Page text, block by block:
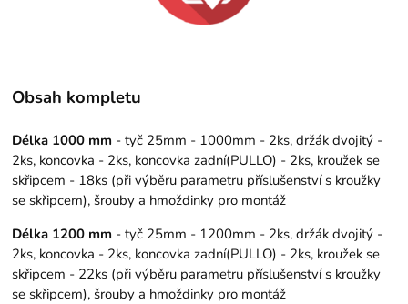
Obsah kompletu
Délka 1000 mm - tyč 25mm - 1000mm - 2ks, držák dvojitý -
2ks, koncovka - 2ks, koncovka zadní(PULLO) - 2ks, kroužek se
skřipcem - 18ks (při výběru parametru příslušenství s kroužky
se skřipcem), šrouby a hmoždinky pro montáž
Délka 1200 mm - tyč 25mm - 1200mm - 2ks, držák dvojitý -
2ks, koncovka - 2ks, koncovka zadní(PULLO) - 2ks, kroužek se
skřipcem - 22ks (při výběru parametru příslušenství s kroužky
se skřipcem), šrouby a hmoždinky pro montáž